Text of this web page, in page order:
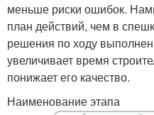
меньше риски ошибок.
план действий, чем в
решения по ходу
увеличивает время
понижает его качество.
Наименование этапа